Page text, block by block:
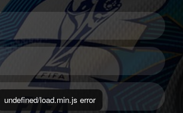
undefined/load.min.js error